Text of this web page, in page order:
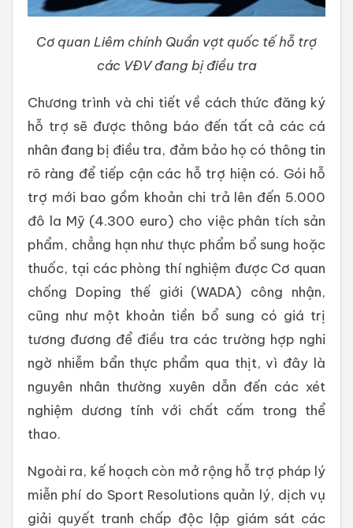
Cơ quan Liêm chính Quần vợt quốc tế hỗ trợ
các VĐV đang bị điều tra
Chương trình và chi tiết về cách thức đăng ký
hỗ trợ sẽ được thông báo đến tất cả các cá
nhân đang bị điều tra, đảm bảo họ có thông tin
rõ ràng để tiếp cận các hỗ trợ hiện có. Gói hỗ
trợ mới bao gồm khoản chi trả lên đến 5.000
đô la Mỹ (4.300 euro) cho việc phân tích sản
phẩm, chẳng hạn như thực phẩm bổ sung hoặc
thuốc, tại các phòng thí nghiệm được Cơ quan
chống Doping thế giới (WADA) công nhận,
cũng như một khoản tiền bổ sung có giá trị
tương đương để điều tra các trường hợp nghi
ngờ nhiễm bẩn thực phẩm qua thịt, vì đây là
nguyên nhân thường xuyên dẫn đến các xét
nghiệm dương tính với chất cấm trong thể
thao.
Ngoài ra, kế hoạch còn mở rộng hỗ trợ pháp lý
miễn phí do Sport Resolutions quản lý, dịch vụ
giải quyết tranh chấp độc lập giám sát các